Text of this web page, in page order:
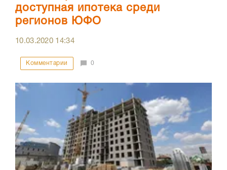
доступная ипотека среди
регионов ЮФО
10.03.2020 14:34
Комментарии 0